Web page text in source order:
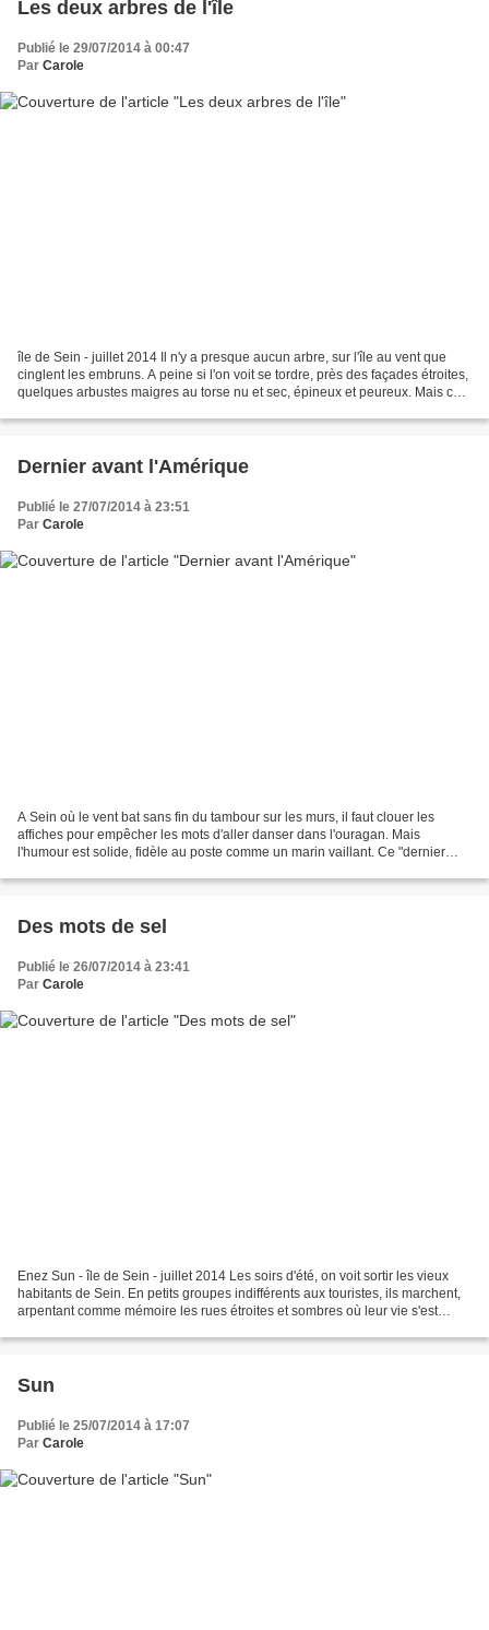
Les deux arbres de l'île
Publié le 29/07/2014 à 00:47
Par Carole
île de Sein - juillet 2014 Il n'y a presque aucun arbre, sur l'île au vent que
cinglent les embruns. A peine si l'on voit se tordre, près des façades étroites,
quelques arbustes maigres au torse nu et sec, épineux et peureux. Mais ces
Dernier avant l'Amérique
Publié le 27/07/2014 à 23:51
Par Carole
A Sein où le vent bat sans fin du tambour sur les murs, il faut clouer les
affiches pour empêcher les mots d'aller danser dans l'ouragan. Mais
l'humour est solide, fidèle au poste comme un marin vaillant. Ce "dernier
Des mots de sel
Publié le 26/07/2014 à 23:41
Par Carole
Enez Sun - île de Sein - juillet 2014 Les soirs d'été, on voit sortir les vieux
habitants de Sein. En petits groupes indifférents aux touristes, ils marchent,
arpentant comme mémoire les rues étroites et sombres où leur vie s'est
Sun
Publié le 25/07/2014 à 17:07
Par Carole